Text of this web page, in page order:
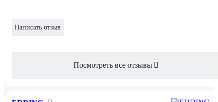
Написать отзыв
Посмотреть все отзывы